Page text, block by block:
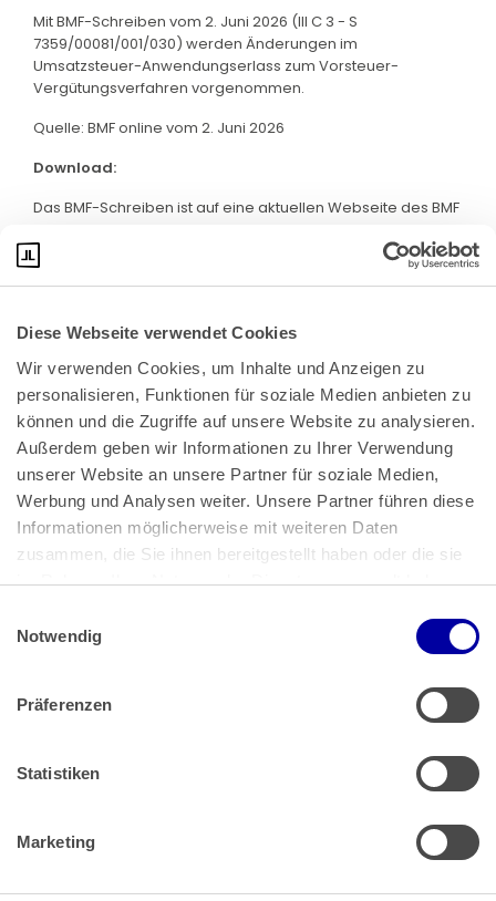
Diese Webseite verwendet Cookies
Wir verwenden Cookies, um Inhalte und Anzeigen zu
personalisieren, Funktionen für soziale Medien anbieten zu
können und die Zugriffe auf unsere Website zu analysieren.
Außerdem geben wir Informationen zu Ihrer Verwendung
unserer Website an unsere Partner für soziale Medien,
Werbung und Analysen weiter. Unsere Partner führen diese
Informationen möglicherweise mit weiteren Daten
zusammen, die Sie ihnen bereitgestellt haben oder die sie
im Rahmen Ihrer Nutzung der Dienste gesammelt haben.
Impressum
Notwendig
Präferenzen
Statistiken
Marketing
Mit BMF-Schreiben vom 2. Juni 2026 (III C 3 - S
7359/00081/001/030) werden Änderungen im
Umsatzsteuer-Anwendungserlass zum Vorsteuer-
Vergütungsverfahren vorgenommen.
Quelle: BMF online vom 2. Juni 2026
Download:
Das BMF-Schreiben ist auf eine aktuellen Webseite des BMF
Bundeskanzlerplatz 2
53113 Bonn
Pressemitteilungen|AGB
Impressum|Datenschutz
Muster Widerrufsformular (PDF)
Barrierefreiheit